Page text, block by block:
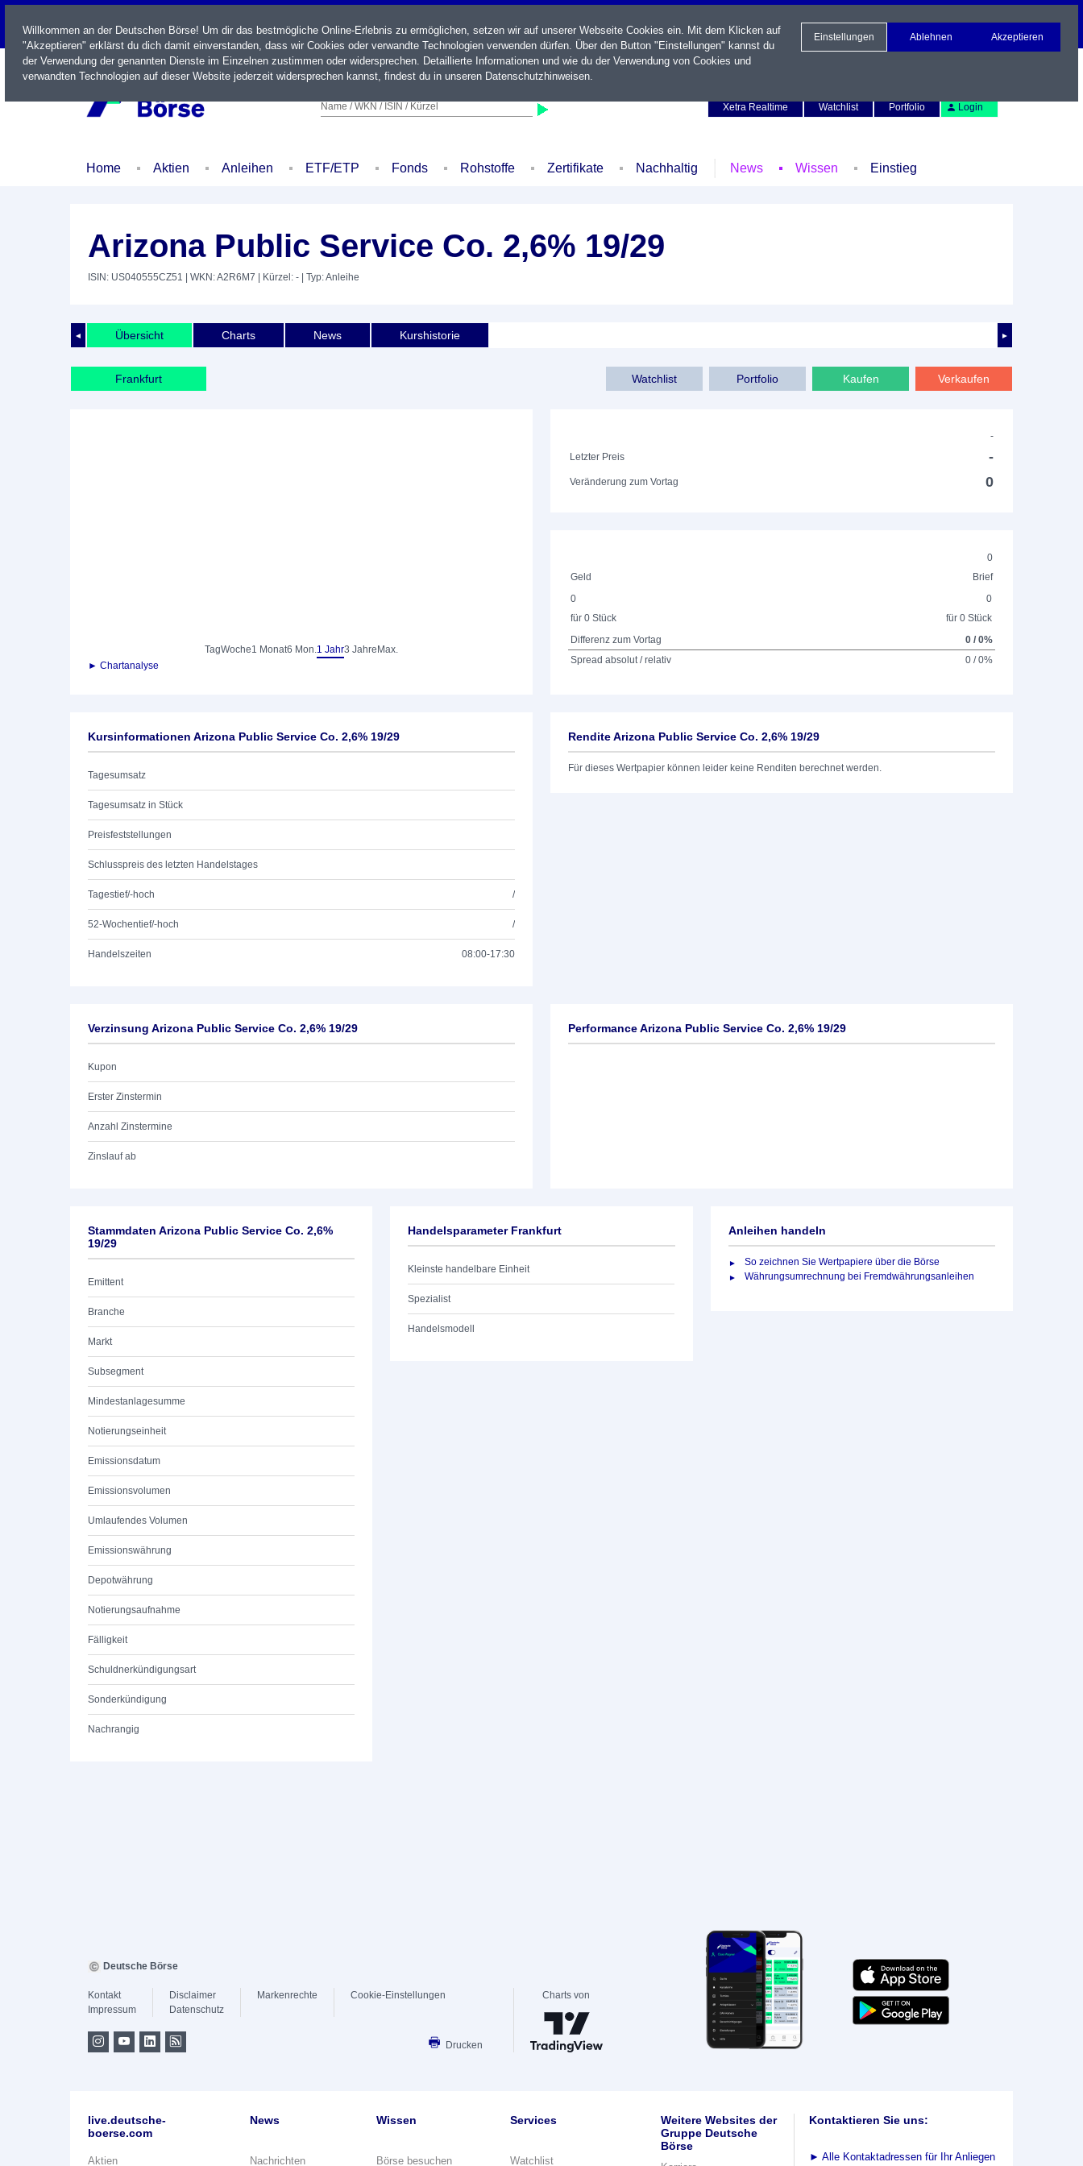
LIVE
Name / WKN / ISIN / Kürzel
Xetra Realtime
Watchlist Portfolio Login
Home Aktien Anleihen ETF/ETP Fonds Rohstoffe Zertifikate Nachhaltig News Wissen Einstieg
Arizona Public Service Co. 2,6% 19/29
ISIN: US040555CZ51 | WKN: A2R6M7 | Kürzel: - | Typ: Anleihe
◄ ►
Übersicht Charts News Kurshistorie
Frankfurt Verkaufen
Kaufen
Portfolio
Watchlist
TagWoche1 Monat6 Mon.1 Jahr3 Jahre Max.
► Chartanalyse
-
Letzter Preis
-
Veränderung zum Vortag 0
0
Geld
Brief
0
für 0 Stück
0
für 0 Stück
Differenz zum Vortag
0 / 0%
Spread absolut / relativ
0 / 0%
Kursinformationen Arizona Public Service Co. 2,6% 19/29
Tagesumsatz
Tagesumsatz in Stück
Preisfeststellungen
Schlusspreis des letzten Handelstages
Tagestief/-hoch /
52-Wochentief/-hoch /
Handelszeiten 08:00-17:30
Rendite Arizona Public Service Co. 2,6% 19/29
Für dieses Wertpapier können leider keine Renditen berechnet werden.
Verzinsung Arizona Public Service Co. 2,6% 19/29
Kupon
Erster Zinstermin
Anzahl Zinstermine
Zinslauf ab
Performance Arizona Public Service Co. 2,6% 19/29
Stammdaten Arizona Public Service Co. 2,6%
19/29
Emittent
Branche
Markt
Subsegment
Mindestanlagesumme
Notierungseinheit
Emissionsdatum
Emissionsvolumen
Umlaufendes Volumen
Emissionswährung
Depotwährung
Notierungsaufnahme
Fälligkeit
Schuldnerkündigungsart
Sonderkündigung
Nachrangig
Handelsparameter Frankfurt
Kleinste handelbare Einheit
Spezialist
Handelsmodell
Anleihen handeln
So zeichnen Sie Wertpapiere über die Börse
Währungsumrechnung bei Fremdwährungsanleihen
Willkommen an der Deutschen Börse! Um dir das bestmögliche Online-Erlebnis zu ermöglichen, setzen wir auf unserer Webseite Cookies ein. Mit dem Klicken auf
"Akzeptieren" erklärst du dich damit einverstanden, dass wir Cookies oder verwandte Technologien verwenden dürfen. Über den Button "Einstellungen" kannst du
der Verwendung der genannten Dienste im Einzelnen zustimmen oder widersprechen. Detaillierte Informationen und wie du der Verwendung von Cookies und
verwandten Technologien auf dieser Website jederzeit widersprechen kannst, findest du in unseren Datenschutzhinweisen.
Einstellungen Ablehnen Akzeptieren
Deutsche Börse
Kontakt
Impressum
Disclaimer
Datenschutz
Markenrechte Cookie-Einstellungen
Drucken
Charts von
live.deutsche-
boerse.com
Aktien
News
Nachrichten
Wissen
Börse besuchen
Services
Watchlist
Weitere Websites der
Gruppe Deutsche
Börse
Kontaktieren Sie uns:
► Alle Kontaktadressen für Ihr Anliegen